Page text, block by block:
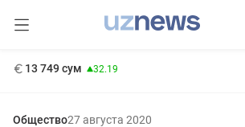
13 749 сум 32.19
Общество27 августа 2020